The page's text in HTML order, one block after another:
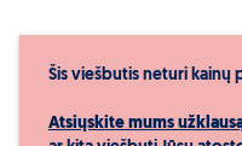
Šis viešbutis neturi kainų
Atsiųskite mums